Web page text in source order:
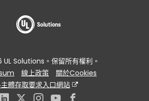
Solutions。保留所有權利。
線上政策
關於Cookies
體存取要求入口網站